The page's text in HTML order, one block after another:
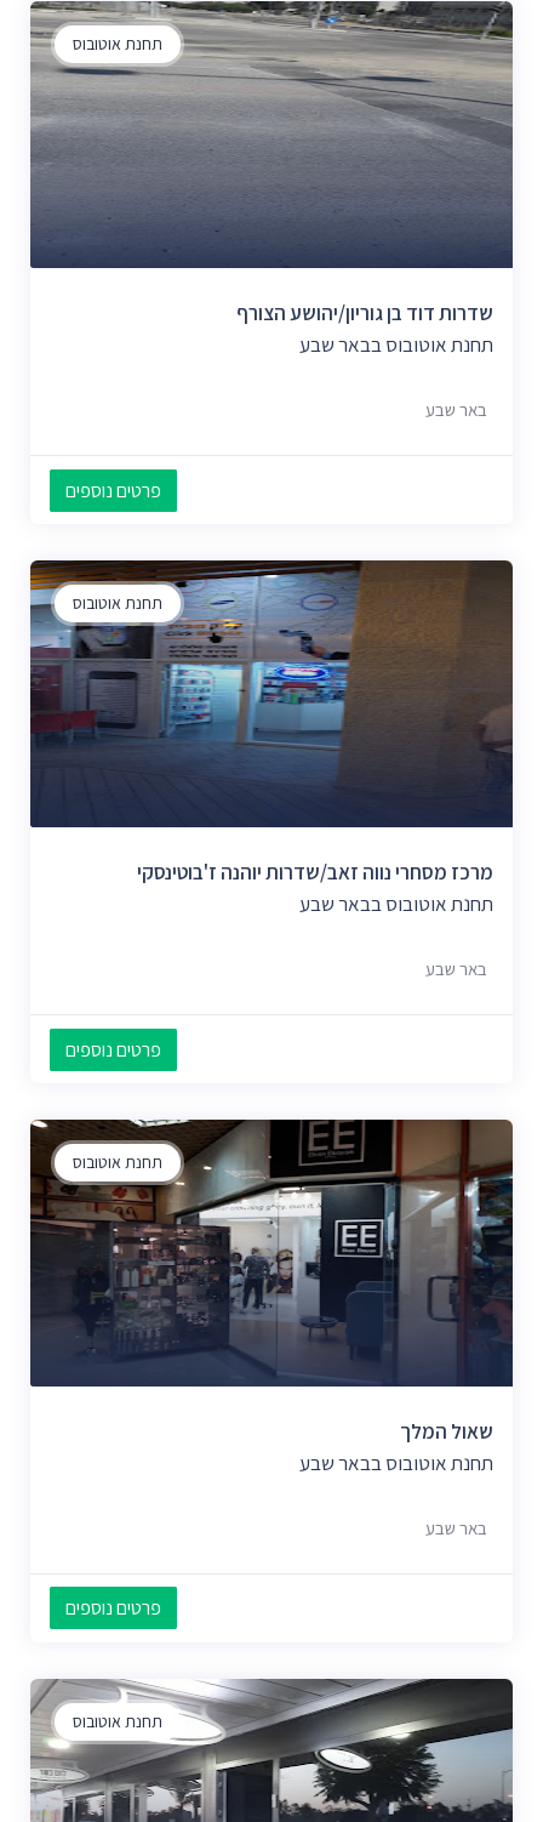
תחנת אוטובוס
שדרות דוד בן גוריון/יהושע הצורף
תחנת אוטובוס בבאר שבע
באר שבע
פרטים נוספים
תחנת אוטובוס
מרכז מסחרי נווה זאב/שדרות יוהנה ז'בוטינסקי
תחנת אוטובוס בבאר שבע
באר שבע
פרטים נוספים
תחנת אוטובוס
שאול המלך
תחנת אוטובוס בבאר שבע
באר שבע
פרטים נוספים
תחנת אוטובוס